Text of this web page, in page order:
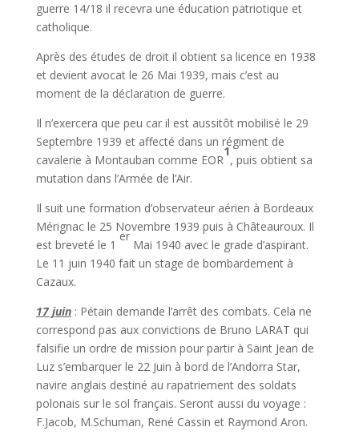
guerre 14/18 il recevra une éducation patriotique et
catholique.
Après des études de droit il obtient sa licence en 1938
et devient avocat le 26 Mai 1939, mais c’est au
moment de la déclaration de guerre.
Il n’exercera que peu car il est aussitôt mobilisé le 29
Septembre 1939 et affecté dans un régiment de
cavalerie à Montauban comme EOR
1
, puis obtient sa
mutation dans l’Armée de l’Air.
Il suit une formation d’observateur aérien à Bordeaux
Mérignac le 25 Novembre 1939 puis à Châteauroux. Il
est breveté le 1
er
Mai 1940 avec le grade d’aspirant.
Le 11 juin 1940 fait un stage de bombardement à
Cazaux.
17 juin: Pétain demande l’arrêt des combats. Cela ne
correspond pas aux convictions de Bruno LARAT qui
falsifie un ordre de mission pour partir à Saint Jean de
Luz s’embarquer le 22 Juin à bord de l’Andorra Star,
navire anglais destiné au rapatriement des soldats
polonais sur le sol français. Seront aussi du voyage :
F.Jacob, M.Schuman, René Cassin et Raymond Aron.